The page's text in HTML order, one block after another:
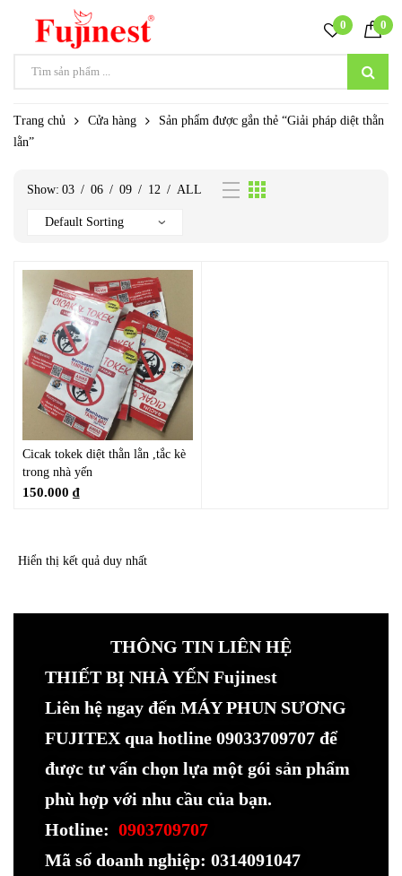
0 0
Trang chủ Cửa hàng
Sản phẩm được gắn thẻ “Giải pháp diệt thằn
lằn”
Show: 03 / 06 / 09 / 12 / ALL
Cicak tokek diệt thằn lằn ,tắc kè
trong nhà yến
150.000 ₫
Hiển thị kết quả duy nhất
THÔNG TIN LIÊN HỆ
THIẾT BỊ NHÀ YẾN Fujinest
Liên hệ ngay đến MÁY PHUN SƯƠNG
FUJITEX qua hotline 09033709707 để
được tư vấn chọn lựa một gói sản phẩm
phù hợp với nhu cầu của bạn.
Hotline: 0903709707
Mã số doanh nghiệp: 0314091047